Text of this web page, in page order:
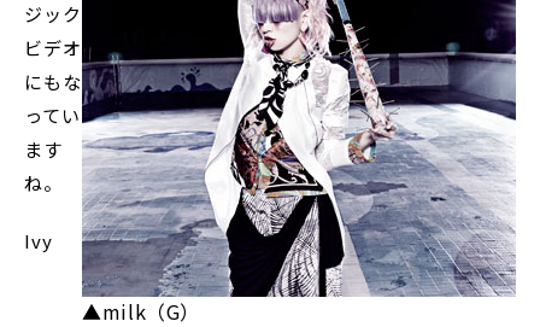
▲milk（G）
ジック
ビデオ
にもな
ってい
ます
ね。
Ivy